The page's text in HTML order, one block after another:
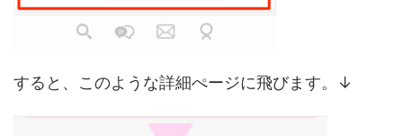
すると、このような詳細ぺージに飛びます。↓